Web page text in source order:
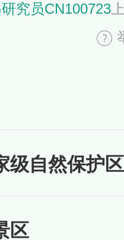
究员CN100723
级自然保护区
区